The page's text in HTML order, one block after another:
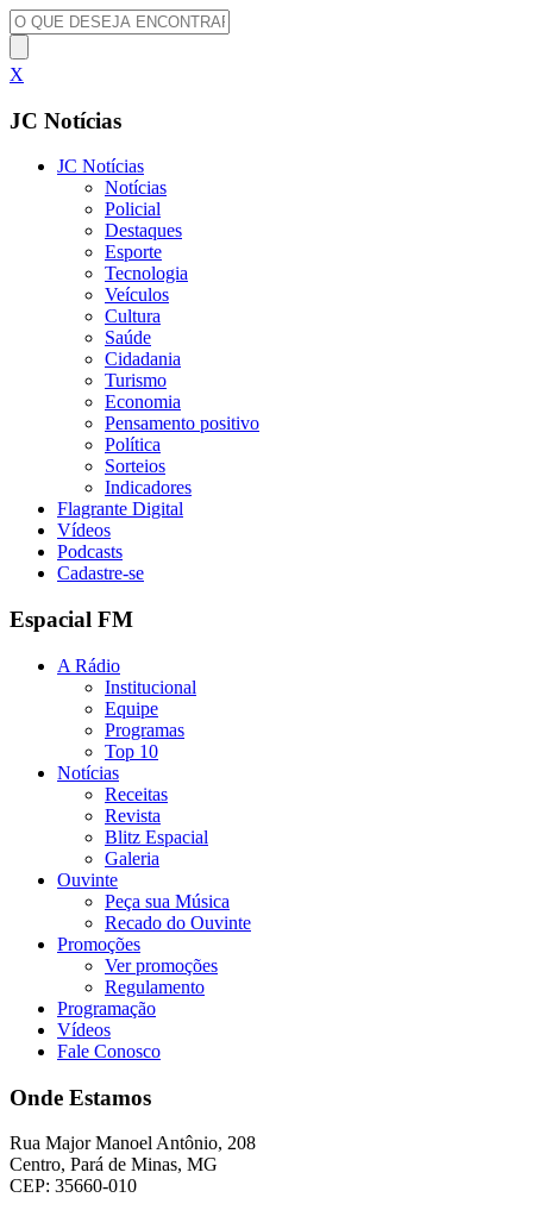
X
JC Notícias
JC Notícias
Notícias
Policial
Destaques
Esporte
Tecnologia
Veículos
Cultura
Saúde
Cidadania
Turismo
Economia
Pensamento positivo
Política
Sorteios
Indicadores
Flagrante Digital
Vídeos
Podcasts
Cadastre-se
Espacial FM
A Rádio
Institucional
Equipe
Programas
Top 10
Notícias
Receitas
Revista
Blitz Espacial
Galeria
Ouvinte
Peça sua Música
Recado do Ouvinte
Promoções
Ver promoções
Regulamento
Programação
Vídeos
Fale Conosco
Onde Estamos
Rua Major Manoel Antônio, 208
Centro, Pará de Minas, MG
CEP: 35660-010